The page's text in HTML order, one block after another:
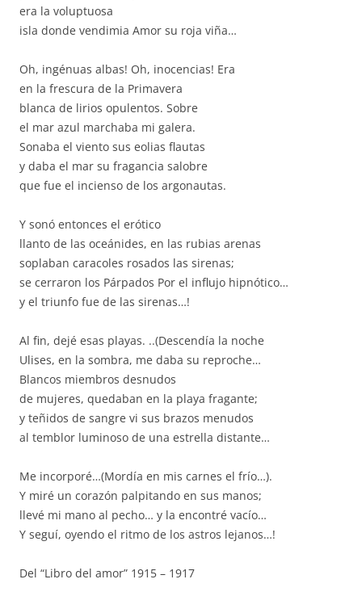
era la voluptuosa
isla donde vendimia Amor su roja viña…
Oh, ingénuas albas! Oh, inocencias! Era
en la frescura de la Primavera
blanca de lirios opulentos. Sobre
el mar azul marchaba mi galera.
Sonaba el viento sus eolias flautas
y daba el mar su fragancia salobre
que fue el incienso de los argonautas.
Y sonó entonces el erótico
llanto de las oceánides, en las rubias arenas
soplaban caracoles rosados las sirenas;
se cerraron los Párpados Por el influjo hipnótico…
y el triunfo fue de las sirenas…!
Al fin, dejé esas playas. ..(Descendía la noche
Ulises, en la sombra, me daba su reproche…
Blancos miembros desnudos
de mujeres, quedaban en la playa fragante;
y teñidos de sangre vi sus brazos menudos
al temblor luminoso de una estrella distante…
Me incorporé…(Mordía en mis carnes el frío…).
Y miré un corazón palpitando en sus manos;
llevé mi mano al pecho… y la encontré vacío…
Y seguí, oyendo el ritmo de los astros lejanos…!
Del “Libro del amor” 1915 – 1917